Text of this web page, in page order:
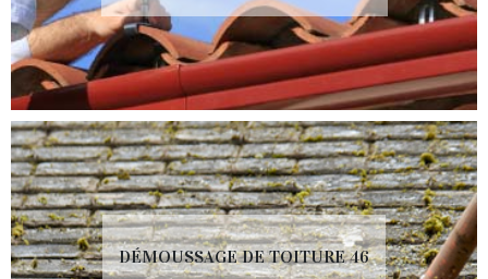
DÉMOUSSAGE DE TOITURE 46